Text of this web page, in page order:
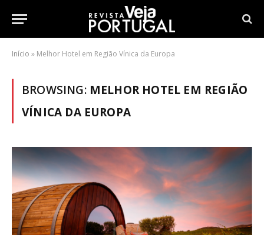
Início » Melhor Hotel em Região Vínica da Europa
BROWSING: MELHOR HOTEL EM REGIÃO
VÍNICA DA EUROPA